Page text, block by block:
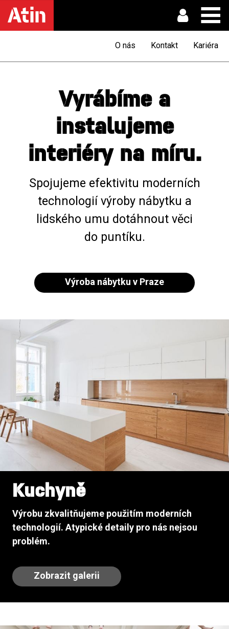
O nás Kontakt Kariéra
Vyrábíme a
instalujeme
interiéry na míru.
Spojujeme efektivitu moderních
technologií výroby nábytku a
lidského umu dotáhnout věci
do puntíku.
Výroba nábytku v Praze
Kuchyně
Výrobu zkvalitňujeme použitím moderních
technologií. Atypické detaily pro nás nejsou
problém.
Zobrazit galerii